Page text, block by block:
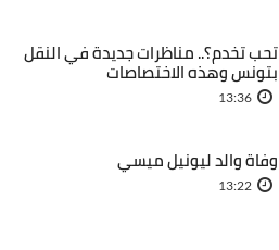
تحب تخدم؟.. مناظرات جديدة في النقل
بتونس وهذه الاختصاصات
13:36
وفاة والد ليونيل ميسي
13:22